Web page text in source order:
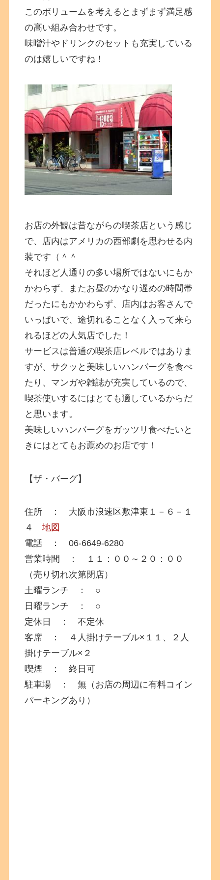
このボリュームを考えるとまずまず満足感
の高い組み合わせです。
味噌汁やドリンクのセットも充実している
のは嬉しいですね！
お店の外観は昔ながらの喫茶店という感じ
で、店内はアメリカの西部劇を思わせる内
装です（＾＾
それほど人通りの多い場所ではないにもか
かわらず、またお昼のかなり遅めの時間帯
だったにもかかわらず、店内はお客さんで
いっぱいで、途切れることなく入って来ら
れるほどの人気店でした！
サービスは普通の喫茶店レベルではありま
すが、サクッと美味しいハンバーグを食べ
たり、マンガや雑誌が充実しているので、
喫茶使いするにはとても適しているからだ
と思います。
美味しいハンバーグをガッツリ食べたいと
きにはとてもお薦めのお店です！
【ザ・バーグ】
住所 ： 大阪市浪速区敷津東１－６－１
４地図
電話 ： 06-6649-6280
営業時間 ： １１：００～２０：００
（売り切れ次第閉店）
土曜ランチ ： ○
日曜ランチ ： ○
定休日 ： 不定休
客席 ： ４人掛けテーブル×１１、２人
掛けテーブル×２
喫煙 ： 終日可
駐車場 ： 無（お店の周辺に有料コイン
パーキングあり）